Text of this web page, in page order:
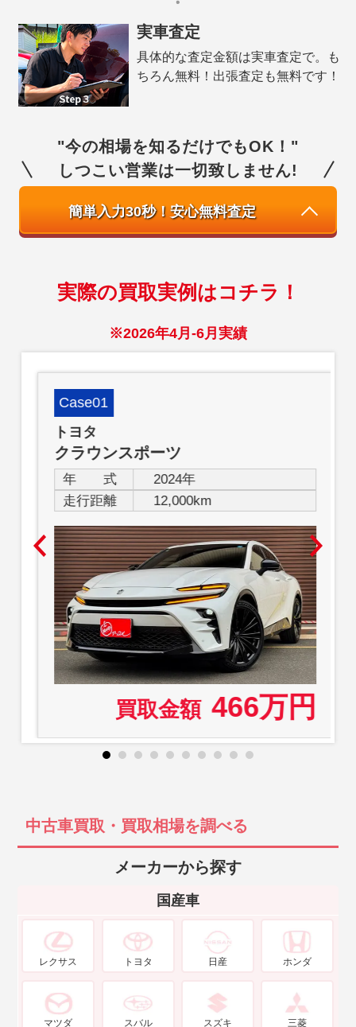
実車査定
具体的な査定金額は実車査定で。も
ちろん無料！出張査定も無料です！
"今の相場を知るだけでもOK！"
しつこい営業は一切致しません!
簡単入力30秒！安心無料査定
実際の買取実例はコチラ！
※2026年4月-6月実績
Case01
トヨタ
クラウンスポーツ
年 式
2024年
走行距離
12,000km
買取金額 466万円
中古車買取・買取相場を調べる
メーカーから探す
国産車
レクサス トヨタ 日産 ホンダ
マツダ スバル スズキ 三菱